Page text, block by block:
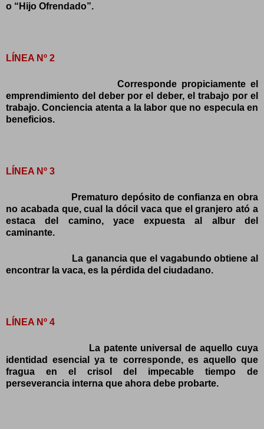
o “Hijo Ofrendado”.
LÍNEA Nº 2
Corresponde propiciamente el
emprendimiento del deber por el deber, el trabajo por el
trabajo. Conciencia atenta a la labor que no especula en
beneficios.
LÍNEA Nº 3
Prematuro depósito de confianza en obra
no acabada que, cual la dócil vaca que el granjero ató a
estaca del camino, yace expuesta al albur del
caminante.
La ganancia que el vagabundo obtiene al
encontrar la vaca, es la pérdida del ciudadano.
LÍNEA Nº 4
La patente universal de aquello cuya
identidad esencial ya te corresponde, es aquello que
fragua en el crisol del impecable tiempo de
perseverancia interna que ahora debe probarte.